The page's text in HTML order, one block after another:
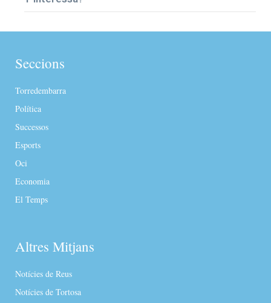
Seccions
Torredembarra
Política
Successos
Esports
Oci
Economia
El Temps
Altres Mitjans
Notícies de Reus
Notícies de Tortosa